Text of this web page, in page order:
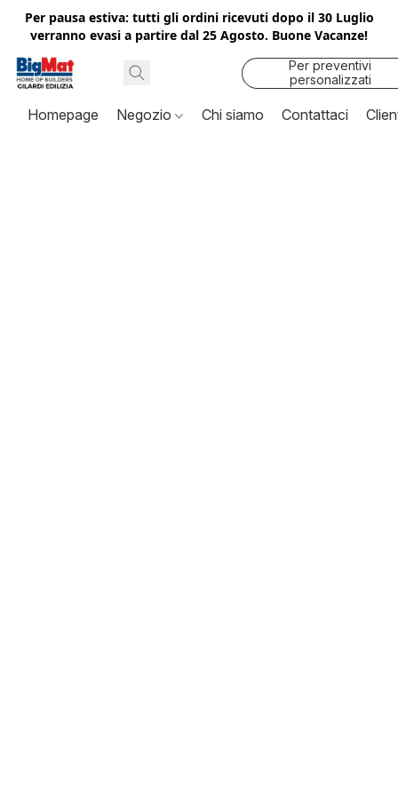
Per pausa estiva: tutti gli ordini ricevuti dopo il 30 Luglio
verranno evasi a partire dal 25 Agosto. Buone Vacanze!
Per preventivi
personalizzati
contattaci
Homepage Negozio Chi siamo Contattaci